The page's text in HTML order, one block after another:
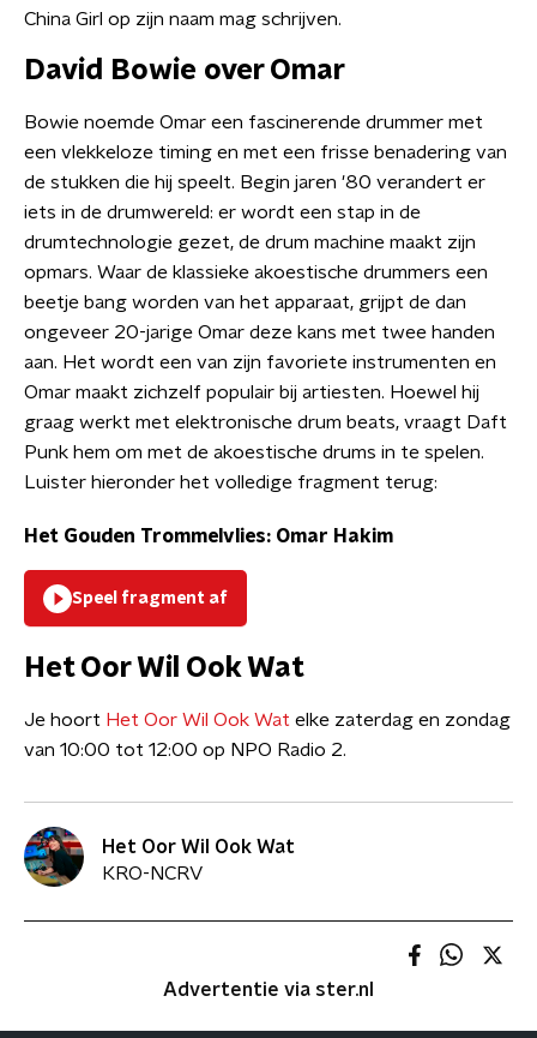
China Girl op zijn naam mag schrijven.
David Bowie over Omar
Bowie noemde Omar een fascinerende drummer met
een vlekkeloze timing en met een frisse benadering van
de stukken die hij speelt. Begin jaren '80 verandert er
iets in de drumwereld: er wordt een stap in de
drumtechnologie gezet, de drum machine maakt zijn
opmars. Waar de klassieke akoestische drummers een
beetje bang worden van het apparaat, grijpt de dan
ongeveer 20-jarige Omar deze kans met twee handen
aan. Het wordt een van zijn favoriete instrumenten en
Omar maakt zichzelf populair bij artiesten. Hoewel hij
graag werkt met elektronische drum beats, vraagt Daft
Punk hem om met de akoestische drums in te spelen.
Luister hieronder het volledige fragment terug:
Het Gouden Trommelvlies: Omar Hakim
Speel fragment af
Het Oor Wil Ook Wat
Je hoort Het Oor Wil Ook Wat elke zaterdag en zondag
van 10:00 tot 12:00 op NPO Radio 2.
Het Oor Wil Ook Wat
KRO-NCRV
Advertentie via ster.nl